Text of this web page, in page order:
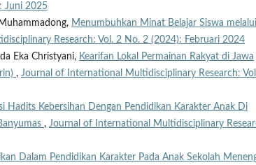
Juni 2025
Menumbuhkan Minat Belajar Siswa melalui
Research: Vol. 2 No. 2 (2024): Februari 2024
Eka Christyani, Kearifan Lokal Permainan Rakyat di Jawa
, Journal of International Multidisciplinary Research:
Hadits Kebersihan Dengan Pendidikan Karakter Anak Di
, Journal of International Multidisciplinary
Dalam Pendidikan Karakter Pada Anak Sekolah